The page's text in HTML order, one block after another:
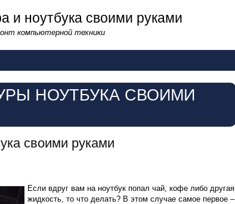
и ноутбука своими руками
компьютерной техники
НОУТБУКА СВОИМИ
своими руками
Если вдруг вам на ноутбук попал чай, кофе либо другая
жидкость, то что делать? В этом случае самое первое –